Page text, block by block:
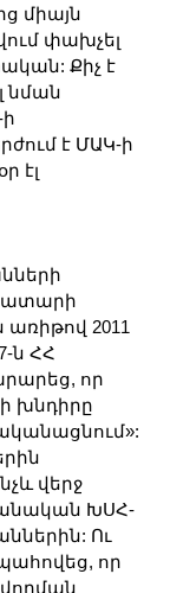
միայն
փախչել
Քիչ է
նման
է ՄԱԿ-ի
էլ
առիթով 2011
ն ՀՀ
որ
խնդիրը
վերջ
ԽՍՀ-
Ու
որ